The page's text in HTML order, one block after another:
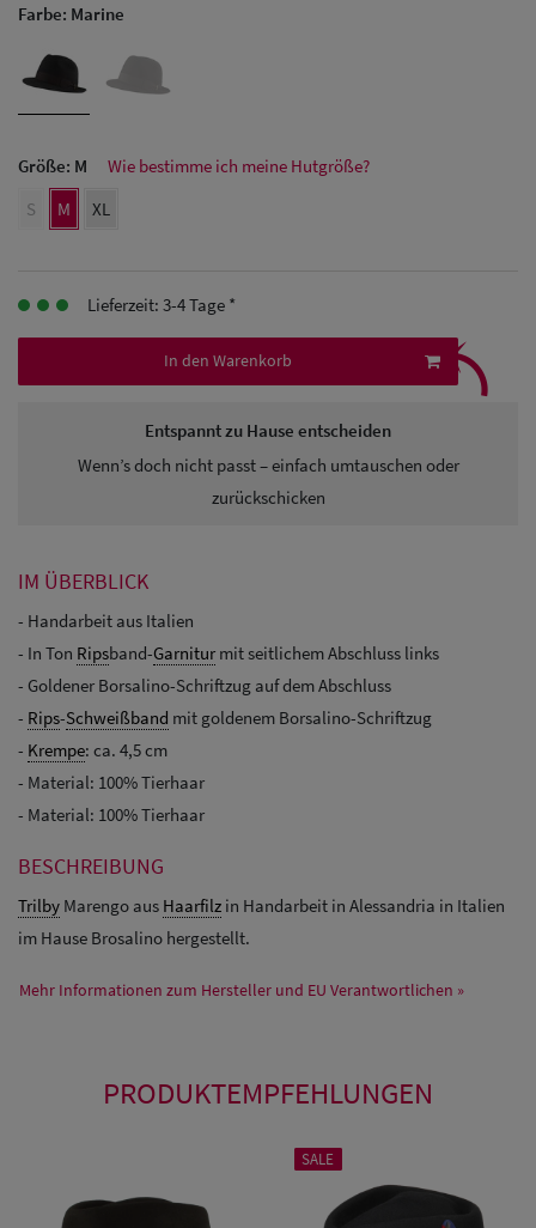
Herren
Baseball Cpas
Schutz Caps
Farbe: Marine
Größe: M
Wie bestimme ich meine Hutgröße?
S
M XL
Lieferzeit: 3-4 Tage *
In den Warenkorb
Entspannt zu Hause entscheiden
Wenn’s doch nicht passt – einfach umtauschen oder
zurückschicken
⤹
IM ÜBERBLICK
- Handarbeit aus Italien
- In Ton Ripsband-Garnitur mit seitlichem Abschluss links
- Goldener Borsalino-Schriftzug auf dem Abschluss
- Rips-Schweißband mit goldenem Borsalino-Schriftzug
- Krempe: ca. 4,5 cm
- Material: 100% Tierhaar
- Material: 100% Tierhaar
BESCHREIBUNG
Trilby Marengo aus Haarfilz in Handarbeit in Alessandria in Italien
im Hause Brosalino hergestellt.
Mehr Informationen zum Hersteller und EU Verantwortlichen »
PRODUKTEMPFEHLUNGEN
SALE